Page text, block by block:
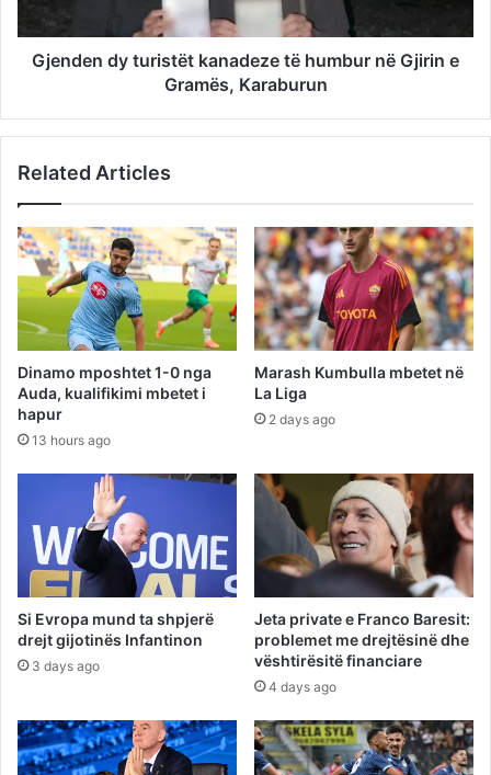
Gjenden dy turistët kanadeze të humbur në Gjirin e
Gramës, Karaburun
Related Articles
Dinamo mposhtet 1-0 nga
Auda, kualifikimi mbetet i
hapur
13 hours ago
Marash Kumbulla mbetet në
La Liga
2 days ago
Si Evropa mund ta shpjerë
drejt gijotinës Infantinon
3 days ago
Jeta private e Franco Baresit:
problemet me drejtësinë dhe
vështirësitë financiare
4 days ago